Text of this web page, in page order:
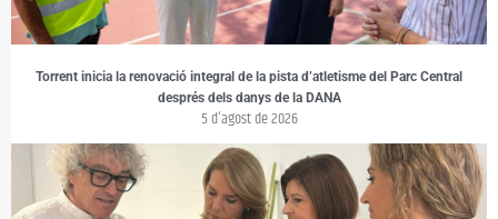
Torrent inicia la renovació integral de la pista d’atletisme del Parc Central
després dels danys de la DANA
5 d'agost de 2026